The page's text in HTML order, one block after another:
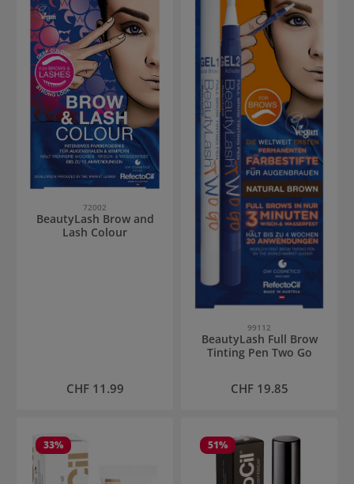
72002
BeautyLash Brow and
Lash Colour
Regulärer Preis:
CHF 11.99
99112
BeautyLash Full Brow
Tinting Pen Two Go
Regulärer Preis:
CHF 19.85
33% 51%